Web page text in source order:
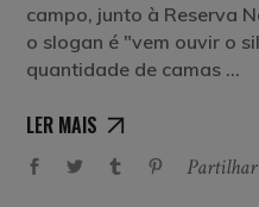
campo, junto à Reserva
o slogan é "vem ouvir o
quantidade de camas
LER MAIS
Partilhar